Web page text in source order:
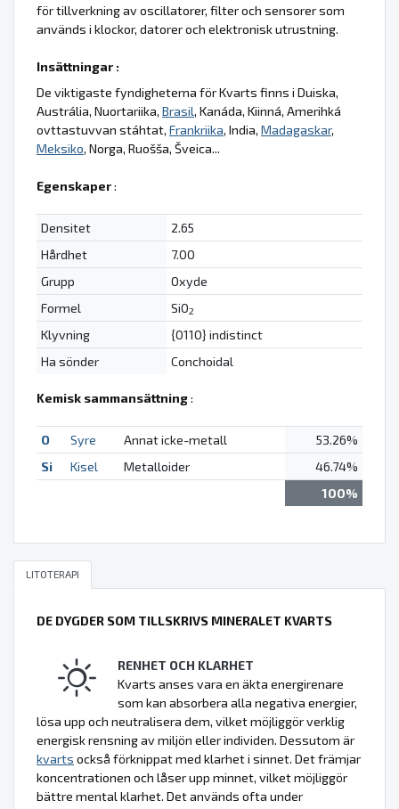
för tillverkning av oscillatorer, filter och sensorer som
används i klockor, datorer och elektronisk utrustning.
Insättningar :
De viktigaste fyndigheterna för Kvarts finns i Duiska,
Austrália, Nuortariika, Brasil, Kanáda, Kiinná, Amerihká
ovttastuvvan stáhtat, Frankriika, India, Madagaskar,
Meksiko, Norga, Ruošša, Šveica...
Egenskaper:
Densitet
2.65
Hårdhet
7.00
Grupp
Oxyde
Formel
SiO2
Klyvning
{0110} indistinct
Ha sönder
Conchoidal
Kemisk sammansättning:
O Syre Annat icke-metall
53.26%
Si
Kisel Metalloider
46.74%
100%
LITOTERAPI
DE DYGDER SOM TILLSKRIVS MINERALET KVARTS
RENHET OCH KLARHET
Kvarts anses vara en äkta energirenare
som kan absorbera alla negativa energier,
lösa upp och neutralisera dem, vilket möjliggör verklig
energisk rensning av miljön eller individen. Dessutom är
kvarts också förknippat med klarhet i sinnet. Det främjar
koncentrationen och låser upp minnet, vilket möjliggör
bättre mental klarhet. Det används ofta under